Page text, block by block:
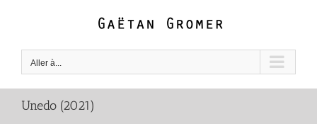
Aller à...
Unedo (2021)